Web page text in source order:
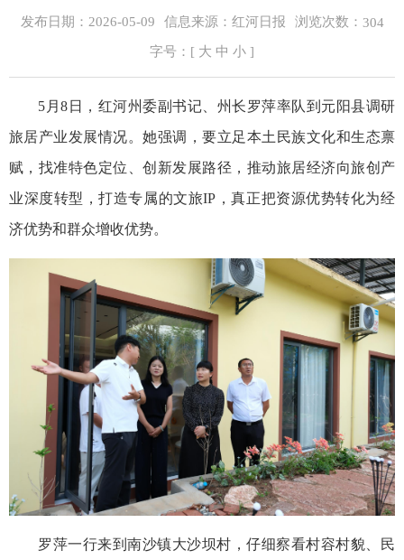
发布日期：2026-05-09 信息来源：红河日报 浏览次数： 304
字号：[ 大 中 小 ]
5月8日，红河州委副书记、州长罗萍率队到元阳县调研
旅居产业发展情况。她强调，要立足本土民族文化和生态禀
赋，找准特色定位、创新发展路径，推动旅居经济向旅创产
业深度转型，打造专属的文旅IP，真正把资源优势转化为经
济优势和群众增收优势。
罗萍一行来到南沙镇大沙坝村，仔细察看村容村貌、民